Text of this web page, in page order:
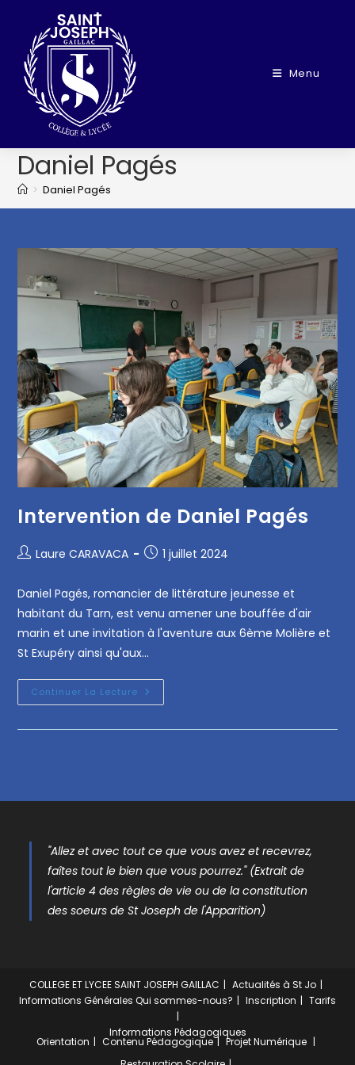
Menu
Daniel Pagés
> Daniel Pagés
Intervention de Daniel Pagés
Laure CARAVACA 1 juillet 2024
Daniel Pagés, romancier de littérature jeunesse et
habitant du Tarn, est venu amener une bouffée d'air
marin et une invitation à l'aventure aux 6ème Molière et
St Exupéry ainsi qu'aux…
Continuer La Lecture
"Allez et avec tout ce que vous avez et recevrez,
faîtes tout le bien que vous pourrez." (Extrait de
l'article 4 des règles de vie ou de la constitution
des soeurs de St Joseph de l'Apparition)
COLLEGE ET LYCEE SAINT JOSEPH GAILLAC
Actualités à St Jo
Informations Générales Qui sommes-nous? Inscription Tarifs
Informations Pédagogiques
Orientation Contenu Pédagogique
Projet Numérique